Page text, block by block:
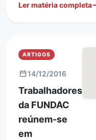
Ler matéria completa
ARTIGOS
14/12/2016
Trabalhadores
da FUNDAC
reúnem-se
em